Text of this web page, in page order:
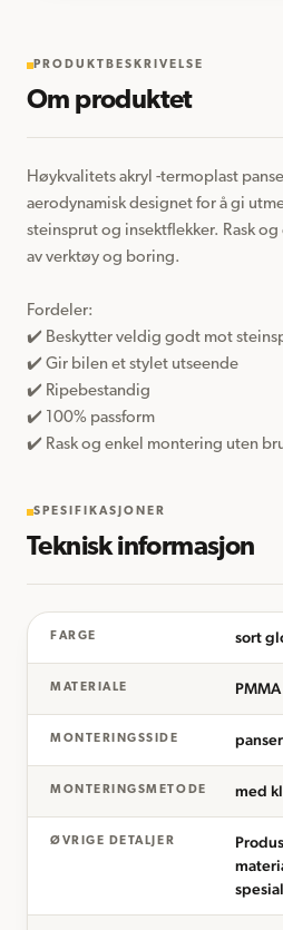
PRODUKTBESKRIVELSE
Om produktet
Høykvalitets akryl -termoplast
aerodynamisk designet for å gi
steinsprut og insektflekker. Rask
av verktøy og boring.
Fordeler:
✔️ Beskytter veldig godt mot
✔️ Gir bilen et stylet utseende
✔️ Ripebestandig
✔️ 100% passform
✔️ Rask og enkel montering uten
SPESIFIKASJONER
Teknisk informasjon
FARGE sort
MATERIALE
MONTERINGSSIDE panser
MONTERINGSMETODE med
ØVRIGE DETALJER